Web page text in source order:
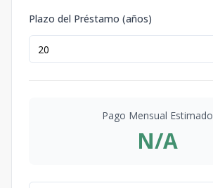
Plazo del Préstamo (años)
Pago Mensual Estimado
N/A